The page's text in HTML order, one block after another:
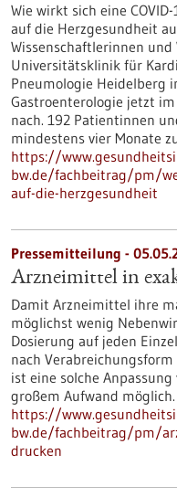
Wie wirkt sich eine
auf die Herzgesundheit
Wissenschaftlerinnen
Universitätsklinik für
Pneumologie Heidelberg
Gastroenterologie jetzt
nach. 192 Patientinnen
mindestens vier Monate
https://
bw.de/fachbeitrag/pm/
auf-die-herzgesundheit
Pressemitteilung -
Arzneimittel in
Damit Arzneimittel ihre
möglichst wenig
Dosierung auf jeden
nach Verabreichungsform
ist eine solche
großem Aufwand möglich.
https://
bw.de/fachbeitrag/pm/
drucken